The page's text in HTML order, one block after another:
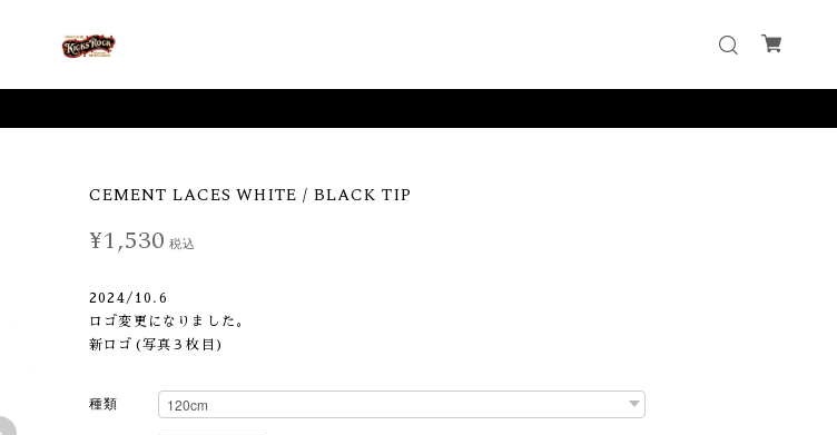
CEMENT LACES WHITE / BLACK TIP
¥1,530 税込
2024/10.6
ロゴ変更になりました。
新ロゴ(写真３枚目)
種類